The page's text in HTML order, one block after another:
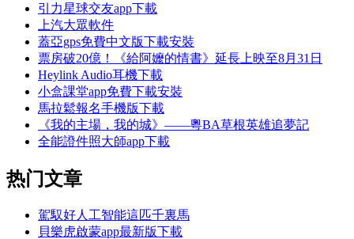
引力星球交友app下載
上汽大眾軟件
蓋亞gps免費中文版下載安裝
票房破20億！《給阿嬤的情書》延長上映至8月31日
Heylink Audio耳機下載
小盒課堂app免費下載安裝
馬拉鬆報名手機版下載
《我的主場，我的城》——粵BA草根英雄追夢記
全能證件照大師app下載
热门文章
駕馭好人工智能這匹千裏馬
貝樂虎啟蒙app最新版下載